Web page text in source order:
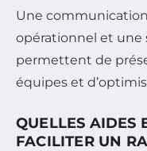
Une
opérationnel et une
permettent de
équipes et
QUELLES AIDES
FACILITER UN